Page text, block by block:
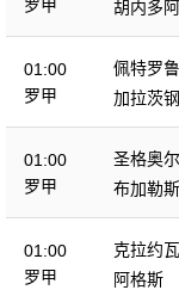
罗甲
胡内多
01:00
罗甲
佩特罗鲁
加拉茨
01:00
罗甲
圣格奥
布加勒
01:00
罗甲
克拉约
阿格斯